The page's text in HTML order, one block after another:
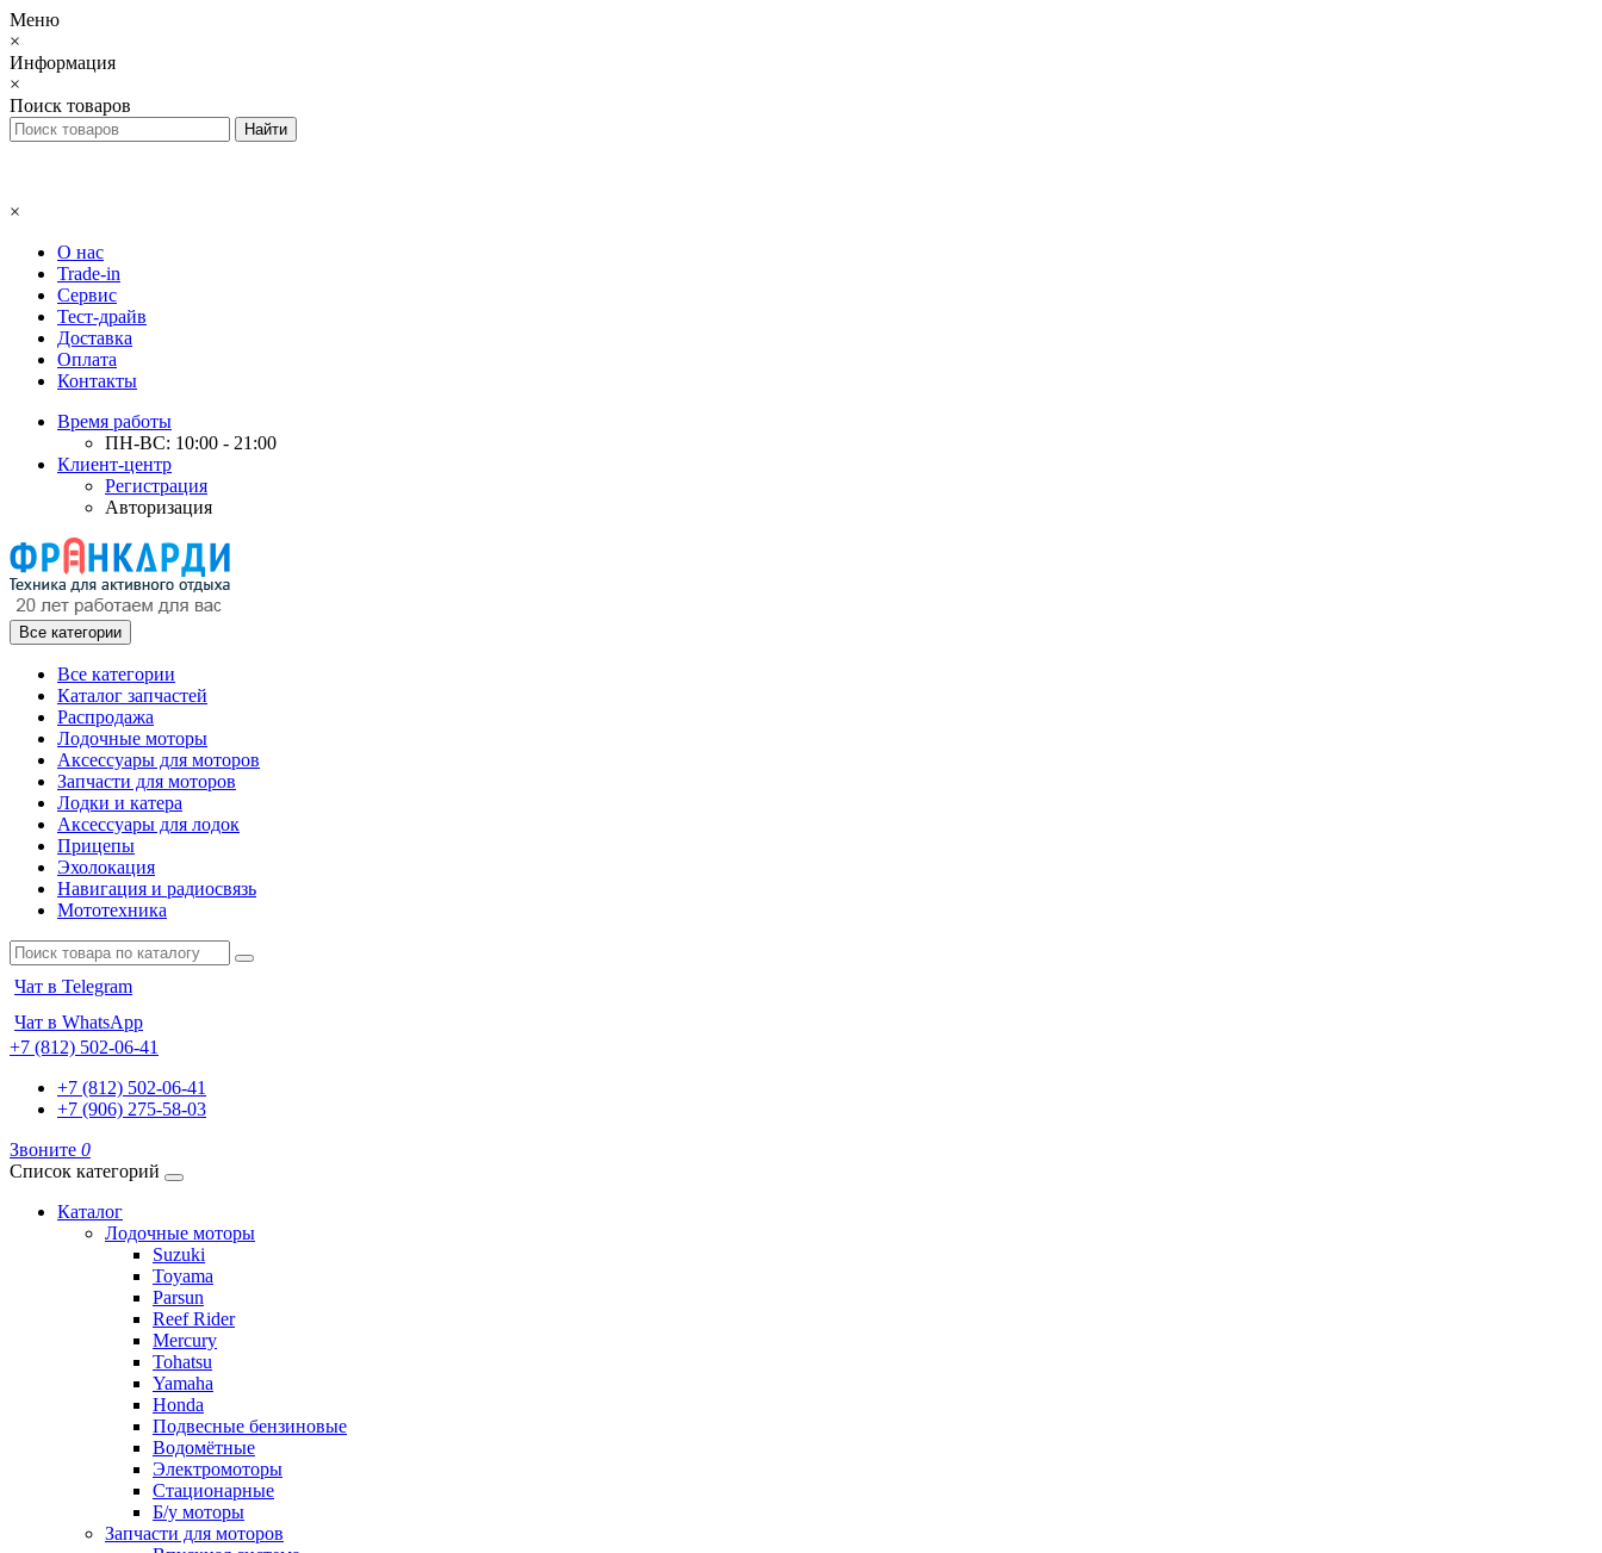
Меню
×
Информация
×
Поиск товаров
×
О нас
Trade-in
Сервис
Тест-драйв
Доставка
Оплата
Контакты
Время работы
ПН-ВС: 10:00 - 21:00
Клиент-центр
Регистрация
Авторизация
Все категории
Все категории
Каталог запчастей
Распродажа
Лодочные моторы
Аксессуары для моторов
Запчасти для моторов
Лодки и катера
Аксессуары для лодок
Прицепы
Эхолокация
Навигация и радиосвязь
Мототехника
Чат в Telegram
Чат в WhatsApp
+7 (812) 502-06-41
+7 (812) 502-06-41
+7 (906) 275-58-03
Звоните 0
Список категорий
Каталог
Лодочные моторы
Suzuki
Toyama
Parsun
Reef Rider
Mercury
Tohatsu
Yamaha
Honda
Подвесные бензиновые
Водомётные
Электромоторы
Стационарные
Б/у моторы
Запчасти для моторов